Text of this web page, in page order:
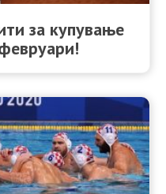
за купување